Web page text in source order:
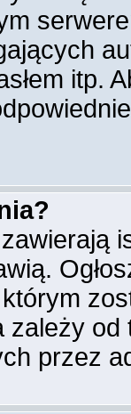
itp.
zależy
przez